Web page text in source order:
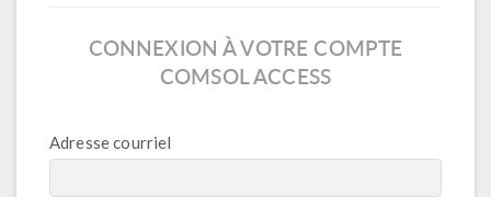
CONNEXION À VOTRE COMPTE
COMSOL ACCESS
Adresse courriel